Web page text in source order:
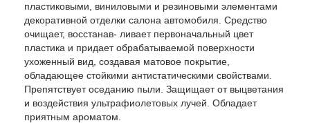
пластиковыми, виниловыми и резиновыми элементами
декоративной отделки салона автомобиля. Средство
очищает, восстанав- ливает первоначальный цвет
пластика и придает обрабатываемой поверхности
ухоженный вид, создавая матовое покрытие,
обладающее стойкими антистатическими свойствами.
Препятствует оседанию пыли. Защищает от выцветания
и воздействия ультрафиолетовых лучей. Обладает
приятным ароматом.